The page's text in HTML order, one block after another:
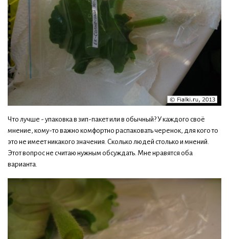
Что лучше - упаковка в зип-пакет или в обычный? У каждого своё
мнение, кому-то важно комфортно распаковать черенок, для кого то
это не имеет никакого значения. Сколько людей столько и мнений.
Этот вопрос не считаю нужным обсуждать. Мне нравятся оба
варианта.